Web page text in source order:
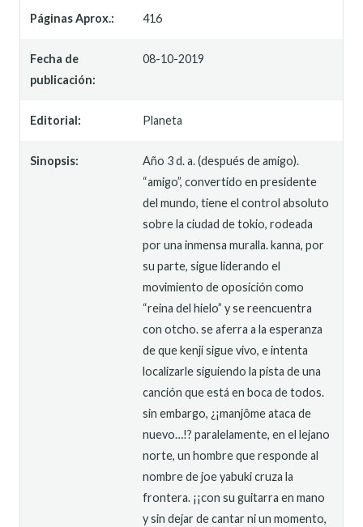
Páginas Aprox.: 416
Fecha de
publicación:
08-10-2019
Editorial: Planeta
Sinopsis:
Año 3 d. a. (después de amigo).
“amigo”, convertido en presidente
del mundo, tiene el control absoluto
sobre la ciudad de tokio, rodeada
por una inmensa muralla. kanna, por
su parte, sigue liderando el
movimiento de oposición como
“reina del hielo” y se reencuentra
con otcho. se aferra a la esperanza
de que kenji sigue vivo, e intenta
localizarle siguiendo la pista de una
canción que está en boca de todos.
sin embargo, ¿¡manjôme ataca de
nuevo…!? paralelamente, en el lejano
norte, un hombre que responde al
nombre de joe yabuki cruza la
frontera. ¡¡con su guitarra en mano
y sin dejar de cantar ni un momento,